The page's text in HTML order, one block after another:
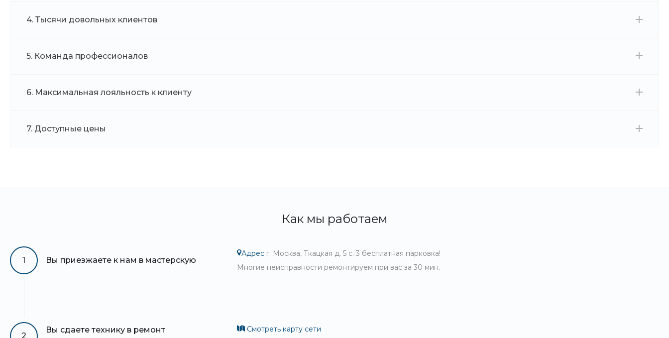
4. Тысячи довольных клиентов
5. Команда профессионалов
6. Максимальная лояльность к клиенту
7. Доступные цены
Как мы работаем
1 Вы приезжаете к нам в мастерскую
Адрес г. Москва, Ткацкая д. 5 с. 3 бесплатная парковка!
Многие неисправности ремонтируем при вас за 30 мин.
2
Вы сдаете технику в ремонт
Смотреть карту сети